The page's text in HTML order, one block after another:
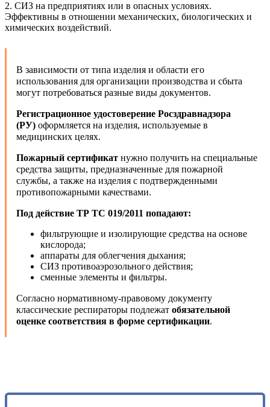
2. СИЗ на предприятиях или в опасных условиях.
Эффективны в отношении механических, биологических и
химических воздействий.
В зависимости от типа изделия и области его
использования для организации производства и сбыта
могут потребоваться разные виды документов.
Регистрационное удостоверение Росздравнадзора
(РУ) оформляется на изделия, используемые в
медицинских целях.
Пожарный сертификат нужно получить на специальные
средства защиты, предназначенные для пожарной
службы, а также на изделия с подтвержденными
противопожарными качествами.
Под действие ТР ТС 019/2011 попадают:
фильтрующие и изолирующие средства на основе
кислорода;
аппараты для облегчения дыхания;
СИЗ противоаэрозольного действия;
сменные элементы и фильтры.
Согласно нормативному-правовому документу
классические респираторы подлежат обязательной
оценке соответствия в форме сертификации.